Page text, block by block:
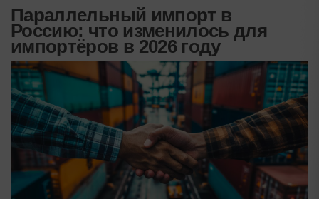
среды, туристической
инфраструктуры и экономики
региона.
Параллельный импорт в
Россию: что изменилось для
импортёров в 2026 году